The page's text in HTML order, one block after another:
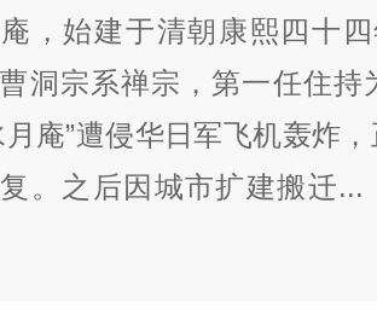
，始建于清朝康熙四十
洞宗系禅宗，第一任住持
月庵”遭侵华日军飞机轰炸
。之后因城市扩建搬迁...